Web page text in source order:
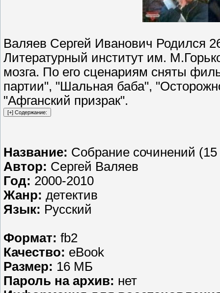
Валяев Сергей Иванович Родился
Литературный институт им.
мозга. По его сценариям сняты
партии", "Шальная баба",
"Афганский призрак".
Название: Собрание сочинений (15
Автор: Сергей Валяев
Год: 2000-2010
Жанр: детектив
Язык: Русский
Формат: fb2
Качество: eBook
Размер: 16 МБ
Пароль на архив: нет